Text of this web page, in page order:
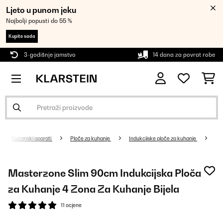
Ljeto u punom jeku
Najbolji popusti do 55 %
Kupite sada
3-godišnje jamstvo 14 dana za povrat robe
Kućanski aparati Ploče za kuhanje Indukcijske ploče za kuhanje
Masterzone Slim 90cm Indukcijska Ploča
za Kuhanje 4 Zona Za Kuhanje Bijela
11 ocjene